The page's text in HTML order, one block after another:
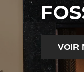
VOIR